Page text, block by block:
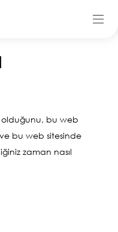
olduğunu, bu web
bu web sitesinde
zaman nasıl